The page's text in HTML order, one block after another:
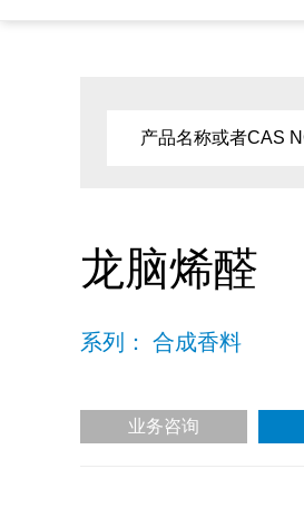
龙脑烯醛
系列： 合成香料
业务咨询